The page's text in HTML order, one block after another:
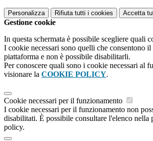
Personalizza Rifiuta tutti i cookies Accetta
Gestione cookie
In questa schermata è possibile scegliere quali
I cookie necessari sono quelli che consentono
piattaforma e non è possibile disabilitarli.
Per conoscere quali sono i cookie necessari al
visionare la COOKIE POLICY.
Cookie necessari per il funzionamento
I cookie necessari per il funzionamento non
disabilitati. È possibile consultare l'elenco nella
policy.